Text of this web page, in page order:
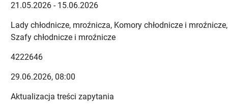
21.05.2026 - 15.06.2026
Lady chłodnicze, mroźnicza, Komory chłodnicze i mroźnicze,
Szafy chłodnicze i mroźnicze
4222646
29.06.2026, 08:00
Aktualizacja treści zapytania